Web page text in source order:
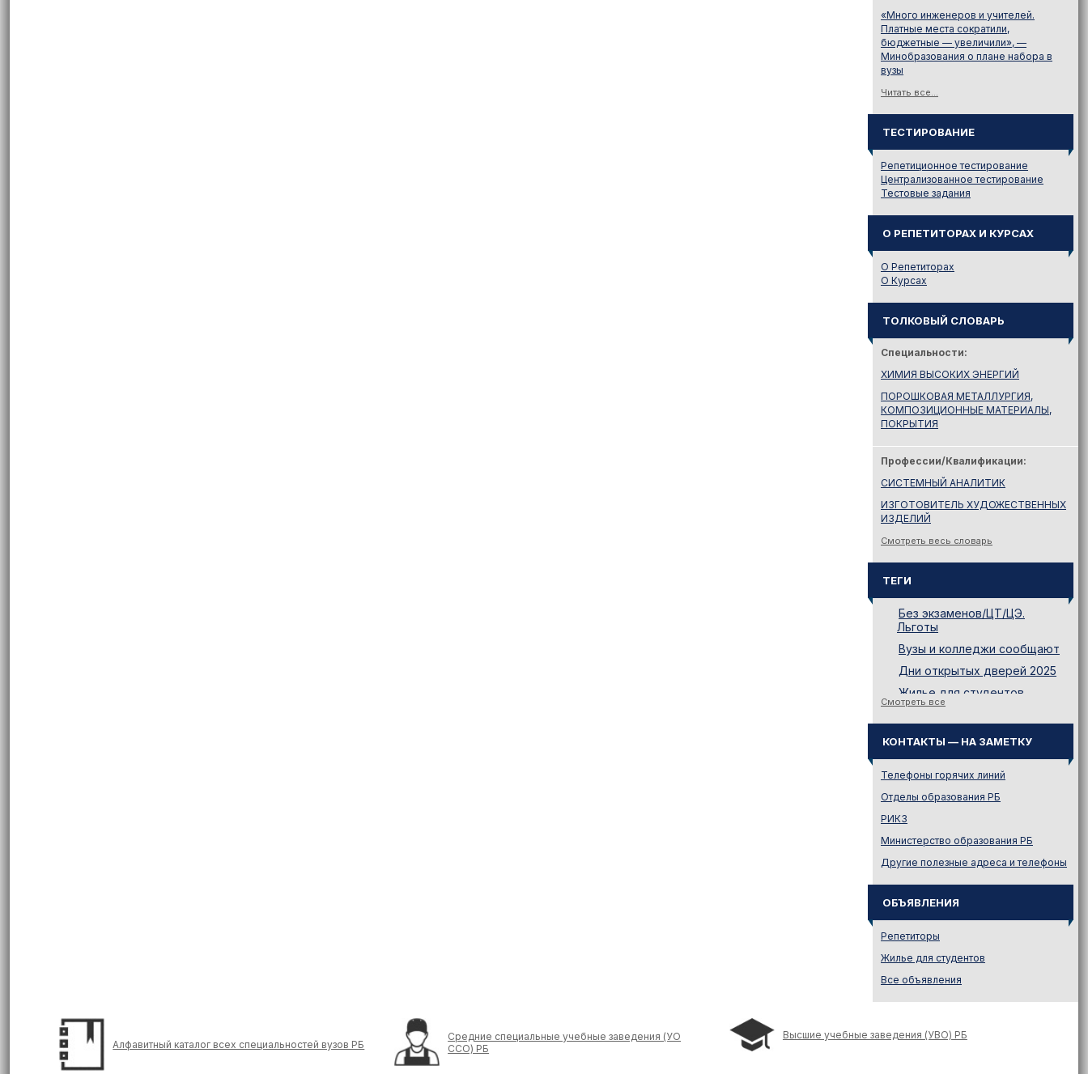
«Много инженеров и учителей.
Платные места сократили,
бюджетные — увеличили», —
Минобразования о плане набора в
вузы
Читать все...
ТЕСТИРОВАНИЕ
Репетиционное тестирование
Централизованное тестирование
Тестовые задания
О РЕПЕТИТОРАХ И КУРСАХ
О Репетиторах
О Курсах
ТОЛКОВЫЙ СЛОВАРЬ
Специальности:
ХИМИЯ ВЫСОКИХ ЭНЕРГИЙ
ПОРОШКОВАЯ МЕТАЛЛУРГИЯ,
КОМПОЗИЦИОННЫЕ МАТЕРИАЛЫ,
ПОКРЫТИЯ
Профессии/Квалификации:
СИСТЕМНЫЙ АНАЛИТИК
ИЗГОТОВИТЕЛЬ ХУДОЖЕСТВЕННЫХ
ИЗДЕЛИЙ
Смотреть весь словарь
ТЕГИ
Без экзаменов/ЦТ/ЦЭ.
Льготы
Вузы и колледжи сообщают
Дни открытых дверей 2025
Жилье для студентов
Иностранному абитуриенту
Куда поступать на твою
специальность?
Куда поступать? — Это надо
только
Подготовительные курсы
Подготовка к ЦЭ и ЦТ.
Репетиторы
Поступление в вузы
Поступление в колледжи
Профориентация
Проходные баллы в вузах
Беларуси
Смотреть все
КОНТАКТЫ — НА ЗАМЕТКУ
Телефоны горячих линий
Отделы образования РБ
РИКЗ
Министерство образования РБ
Другие полезные адреса и телефоны
ОБЪЯВЛЕНИЯ
Репетиторы
Жилье для студентов
Все объявления
Алфавитный каталог всех специальностей вузов РБ
Средние специальные учебные заведения (УО
ССО) РБ
Высшие учебные заведения (УВО) РБ